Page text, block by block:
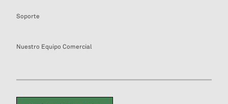
Soporte
Nuestro Equipo Comercial